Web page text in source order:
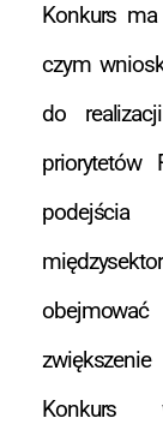
Konkurs
czym
do
priorytetów
Konkurs